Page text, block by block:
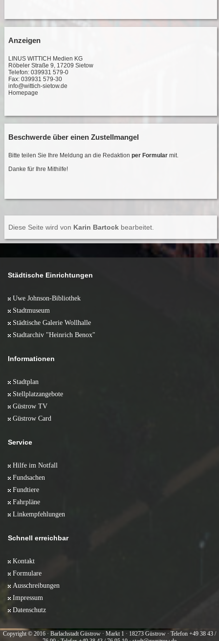
Anzeigen
LINUS WITTICH Medien KG
Röbeler Straße 9, 17209 Sietow
Telefon: 039931 579-0
Fax: 039931 579-30
info@wittich-sietow.de
Homepage
Beschwerde über einen Zustellmangel
Bitte teilen Sie Ihre Meldung an die Redaktion per Formularmit.
Danke für Ihre Mithilfe!
Diese Seite wird von Karin Bartockbearbeitet.
Städtische Einrichtungen
Uwe Johnson-Bibliothek
Stadtmuseum
Städtische Galerie Wollhalle
Stadtarchiv "Heinrich Benox"
Informationen
Stadtplan
Stellplatzangebote
Güstrow TV
Güstrow Card
Service
Hilfe im Notfall
Fundsachen
Fundtiere
Fahrpläne
Linkempfehlungen
Schnell erreichbar
Kontakt
Formulare
Ausschreibungen
Impressum
Datenschutz
Copyright © 2016 · Barlachstadt Güstrow · Markt 1 · 18273 Güstrow · Telefon +49 38 43 /